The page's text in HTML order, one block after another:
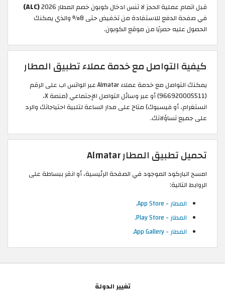
قبل اتمام عملية الحجز لا تنس ادخال كوبون خصم المطار 2026
(ALC)
في صفحة الدفع للاستفادة من تخفيض حتى 8% والذي يمكنك
الحصول عليه حصريًا من موقع الكوبون.
كيفية التواصل مع خدمة عملاء تطبيق المطار
يمكنك التواصل مع خدمة عملاء Almatar عبر الواتس اب على الرقم
(966920005511) أو عبر وسائل التواصل الإجتماعي (منصة X،
انستغرام، أو فيسبوك) متاح على مدار الساعة لتلبية احتياجاتك والرد
على جميع تساؤلاتك.
تحميل تطبيق المطار Almatar
امسح الباركود الموجود في الصفحة الرئيسية، أو انقر ببساطة على
الروابط التالية:
المطار - App Store
.
المطار - Play Store
.
المطار - App Gallery
.
تغيير الدولة